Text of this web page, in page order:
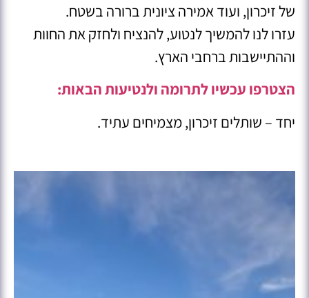
של זיכרון, ועוד אמירה ציונית ברורה בשטח.
עזרו לנו להמשיך לנטוע, להנציח ולחזק את החוות
וההתיישבות ברחבי הארץ.
הצטרפו עכשיו לתרומה ולנטיעות הבאות:
יחד – שותלים זיכרון, מצמיחים עתיד.